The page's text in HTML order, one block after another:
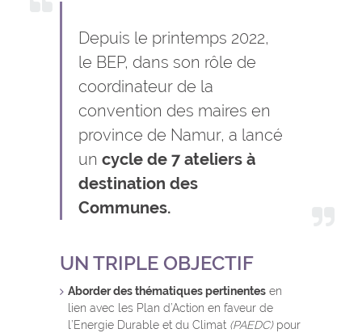
Depuis le printemps 2022,
le BEP, dans son rôle de
coordinateur de la
convention des maires en
province de Namur, a lancé
un cycle de 7 ateliers à
destination des
Communes.
UN TRIPLE OBJECTIF
Aborder des thématiques pertinentes en
lien avec les Plan d’Action en faveur de
l’Energie Durable et du Climat (PAEDC)pour